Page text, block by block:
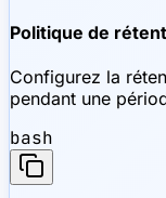
Politique de
Configurez la
pendant une
bash